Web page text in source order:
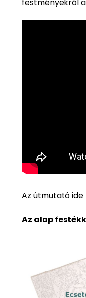
festményekről
Az útmutató
Az alap